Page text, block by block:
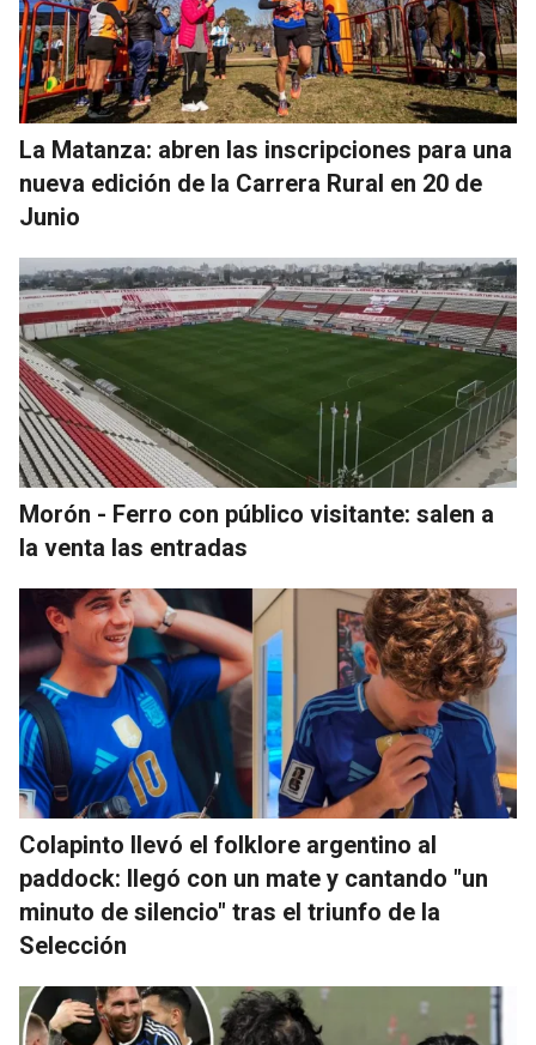
La Matanza: abren las inscripciones para una
nueva edición de la Carrera Rural en 20 de
Junio
Morón - Ferro con público visitante: salen a
la venta las entradas
Colapinto llevó el folklore argentino al
paddock: llegó con un mate y cantando "un
minuto de silencio" tras el triunfo de la
Selección